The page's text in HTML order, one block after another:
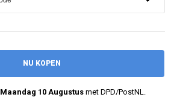
NU KOPEN
Maandag 10 Augustus met DPD/PostNL.